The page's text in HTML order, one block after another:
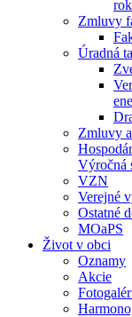
Zmluvy
Úradná
Zmluvy
Výročná
VZN
Verejné
Ostatné
MOaPS
Život v obci
Oznamy
Akcie